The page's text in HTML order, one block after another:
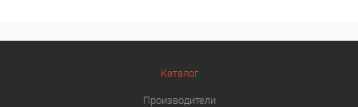
Каталог
Производители